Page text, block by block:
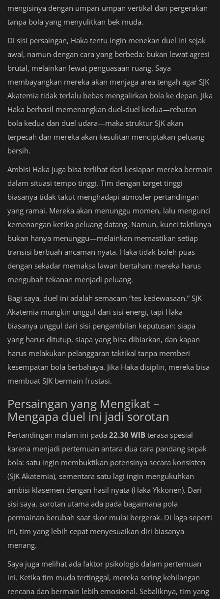
mengisinya dengan umpan-umpan vertikal dan pergerakan
tanpa bola yang menyulitkan bek muda.
Di sisi persaingan, Haka tentu ingin menekan duel ini sejak
awal, namun dengan cara yang berbeda: bukan lewat agresi
brutal, melainkan lewat penguasaan ruang. Saya
membayangkan mereka akan menjaga area tengah agar SJK
Akatemia tidak terlalu bebas mengalirkan bola ke depan. Jika
Haka berhasil memenangkan duel-duel kedua—rebutan
bola kedua dan duel udara—maka struktur SJK akan
terpecah dan mereka akan kesulitan menciptakan peluang
bersih.
Ambisi Haka juga bisa terlihat dari kesiapan mereka bermain
dalam situasi tempo tinggi. Tim dengan target tinggi
biasanya tidak takut menghadapi atmosfer pertandingan
yang ramai. Mereka akan menunggu momen, lalu mengunci
kemenangan ketika peluang datang. Namun, kunci taktiknya
bukan hanya menunggu—melainkan memastikan setiap
transisi berbuah ancaman nyata. Haka tidak boleh puas
dengan sekadar memaksa lawan bertahan; mereka harus
mengubah tekanan menjadi peluang.
Bagi saya, duel ini adalah semacam “tes kedewasaan.” SJK
Akatemia mungkin unggul dari sisi energi, tapi Haka
biasanya unggul dari sisi pengambilan keputusan: siapa
yang harus ditutup, siapa yang bisa dibiarkan, dan kapan
harus melakukan pelanggaran taktikal tanpa memberi
kesempatan bola berbahaya. Jika Haka disiplin, mereka bisa
membuat SJK bermain frustasi.
Persaingan yang Mengikat –
Mengapa duel ini jadi sorotan
Pertandingan malam ini pada 22.30 WIB terasa spesial
karena menjadi pertemuan antara dua cara pandang sepak
bola: satu ingin membuktikan potensinya secara konsisten
(SJK Akatemia), sementara satu lagi ingin mengukuhkan
ambisi klasemen dengan hasil nyata (Haka Ykkonen). Dari
sisi saya, sorotan utama ada pada bagaimana pola
permainan berubah saat skor mulai bergerak. Di laga seperti
ini, tim yang lebih cepat menyesuaikan diri biasanya
menang.
Saya juga melihat ada faktor psikologis dalam pertemuan
ini. Ketika tim muda tertinggal, mereka sering kehilangan
rencana dan bermain lebih emosional. Sebaliknya, tim yang